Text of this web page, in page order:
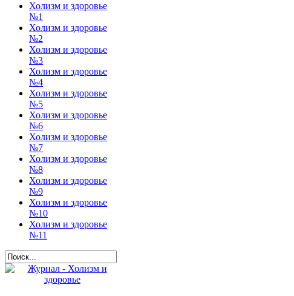
Холизм и здоровье
№1
Холизм и здоровье
№2
Холизм и здоровье
№3
Холизм и здоровье
№4
Холизм и здоровье
№5
Холизм и здоровье
№6
Холизм и здоровье
№7
Холизм и здоровье
№8
Холизм и здоровье
№9
Холизм и здоровье
№10
Холизм и здоровье
№11